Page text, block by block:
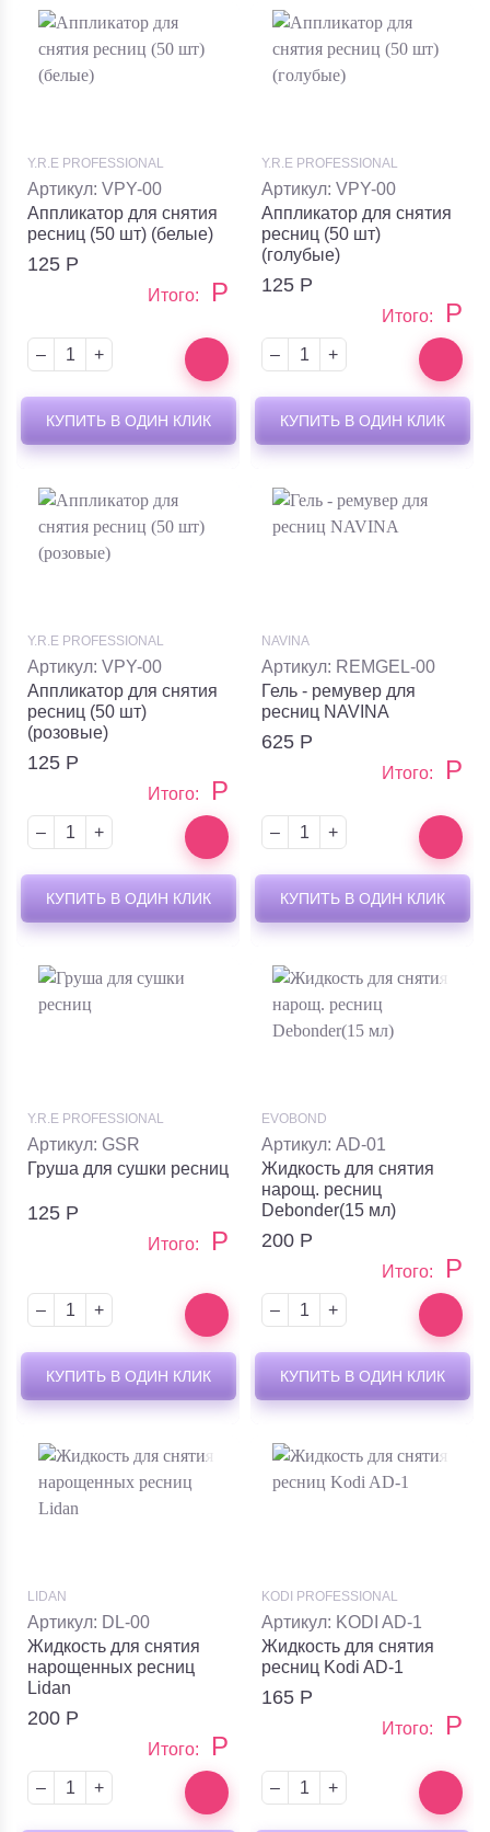
Y.R.E PROFESSIONAL
Артикул: VPY-00
Аппликатор для снятия
ресниц (50 шт) (белые)
125 Р
Итого: Р
– +
КУПИТЬ В ОДИН КЛИК
Y.R.E PROFESSIONAL
Артикул: VPY-00
Аппликатор для снятия
ресниц (50 шт)
(голубые)
125 Р
Итого: Р
– +
КУПИТЬ В ОДИН КЛИК
Y.R.E PROFESSIONAL
Артикул: VPY-00
Аппликатор для снятия
ресниц (50 шт)
(розовые)
125 Р
Итого: Р
– +
КУПИТЬ В ОДИН КЛИК
NAVINA
Артикул: REMGEL-00
Гель - ремувер для
ресниц NAVINA
625 Р
Итого: Р
– +
КУПИТЬ В ОДИН КЛИК
Y.R.E PROFESSIONAL
Артикул: GSR
Груша для сушки ресниц
125 Р
Итого: Р
– +
КУПИТЬ В ОДИН КЛИК
EVOBOND
Артикул: AD-01
Жидкость для снятия
нарощ. ресниц
Debonder(15 мл)
200 Р
Итого: Р
– +
КУПИТЬ В ОДИН КЛИК
LIDAN
Артикул: DL-00
Жидкость для снятия
нарощенных ресниц
Lidan
200 Р
Итого: Р
– +
KODI PROFESSIONAL
Артикул: KODI AD-1
Жидкость для снятия
ресниц Kodi AD-1
165 Р
Итого: Р
– +